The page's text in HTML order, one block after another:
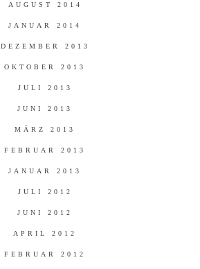
AUGUST 2014
JANUAR 2014
DEZEMBER 2013
OKTOBER 2013
JULI 2013
JUNI 2013
MÄRZ 2013
FEBRUAR 2013
JANUAR 2013
JULI 2012
JUNI 2012
APRIL 2012
FEBRUAR 2012